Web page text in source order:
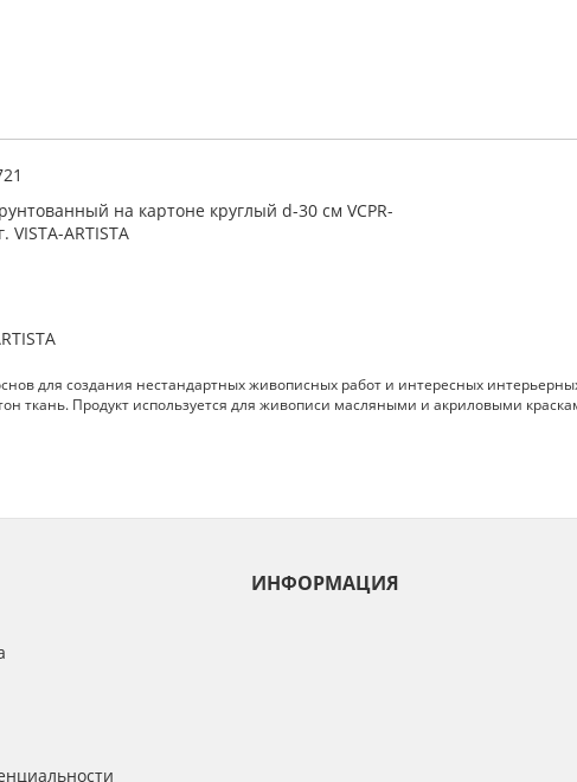
на картоне круглый d-30 см VCPR-
VISTA-ARTISTA
для создания нестандартных живописных работ и интересных
ткань. Продукт используется для живописи масляными и акриловыми
ИНФОРМАЦИЯ